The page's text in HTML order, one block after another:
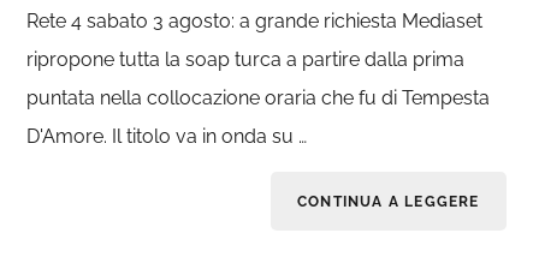
Rete 4 sabato 3 agosto: a grande richiesta Mediaset
ripropone tutta la soap turca a partire dalla prima
puntata nella collocazione oraria che fu di Tempesta
D'Amore. Il titolo va in onda su …
CONTINUA A LEGGERE